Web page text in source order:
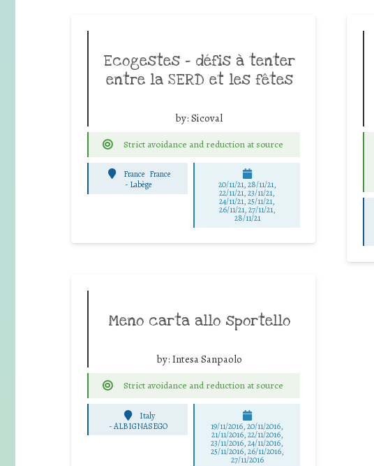
Ecogestes – défis à tenter
entre la SERD et les fêtes
by: Sicoval
Strict avoidance and reduction at source
France France
- Labège 20/11/21, 28/11/21,
22/11/21, 23/11/21,
24/11/21, 25/11/21,
26/11/21, 27/11/21,
28/11/21
Meno carta allo sportello
by: Intesa Sanpaolo
Strict avoidance and reduction at source
Italy
-ALBIGNASEGO 19/11/2016, 20/11/2016,
21/11/2016, 22/11/2016,
23/11/2016, 24/11/2016,
25/11/2016, 26/11/2016,
27/11/2016